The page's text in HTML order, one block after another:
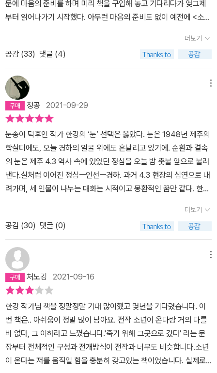
때마다 진지했고, 신중했다. 긴장마저도 했다. 작별하지 않는다는 소
재가 자세히 알지는 못하지만, 인류사에 남을 만큼 반인륜적인 학살
무거웠다. 내 눈은 살얼음판 위를 걷는 것처럼 조심스럽게 긴장하며
활자를 쫓았다. <소년이 온다> 를 읽었을 때처럼 어떤 의도를 파악할
기력마저도 모조리 잃고 주체할 수 없는 감정에 휩싸일까 봐 몹시 두
려워 걱정하면서 쫓았다.흰 눈이 계속 왔다.친구 인선이 나왔고, 인선
의 어머니로부터 소환되는 제주 4.3 사건의 이야기들이 단편적으로
나왔고, 앵무새 아마와 아미가 나왔다. 그리고 흰 눈이 폭설처럼 어둠
과 함께 내리는 숲에서 어디인지 분간할 수 없는 것처럼 알 수 없는 인
선의 친구인 화자가 나왔다.어머니처럼 사건을 복기하며 자료를 모집
하고 영화를 만들어내는 인선이 주인공이고 그 인선과 작별하고 싶지
않은 화자의 감정을 전하려는 것일까?인선과 같은 무거움이 가득한
이들로부터 작별하려 했다 - 화자는 인선에게 동참하자고 했던 나무
프로젝트를 중단하려고 했다 - 인선의 사고와 그 사고의 여파로 죽음
에 이른 아마로 인해 각성하고 다시 작별하지 않으려고 한 것일까?숲
에서 돌아가기에는 초로부터 얻을 빛이 부족한 그 자리에서 혼과 같
고 마치 이 세상을 떠나려다 다시 돌아온 것처럼 인선의 회복을 암시
하는 것은 이제는 죽음을 통해 작별하지 않으려는 것일까?<작별하지
않는다> 인선이 사고로 서울 병원에 있는 동안 물과 모이를 주지 않
으면 죽게 될 앵무새 아마를 살리기 위해 제주로 날아간다. 화자는 폭
설이 내려 목숨을 잃을 수도 있을 만큼 위험한 길을 헤쳐나갔지만, 앵
무새 아마는 죽고 그 혼과 만난다. 그리고 이승과 저승의 경계에 있는
인선의 혼을 만나며 인선 어머니의 오빠와 동생을 제주 4.3 사건으로
잃은 이야기며 오빠를 찾으려는 과정에서 만난 또 다른 피해자인 인
선의 아버지인 남편을 만난 이야기며 그 어머니가 모질고 처절하게
도 파시즘적인 구도를 그려내는 데 집착하지 않고, 역사가 잘못 간 길
썼다. 그만큼 이야기보다 언어가 힘이 세다는 것을 증명해 보였던 것
이다. 광주에 대한 기억을 대상화하지 않으려는 몸부림 하나는 실로
대단하다 할 만하다.<작별하지 않는다>는 그보다 한 걸음 더 나아간
다. 한국 근현대사와 현실정치의 비극에 대해서 단순한 논법으로 시
시비비를 따지려 들지 않는다. 제주 4.3은 정치이념으로 인해 이분법
적으로 대립했어야 했던 지난날의 민중이 겪었던 고통스러운 사건 중
하나이다. 거기서 중요한 것은 공산주의, 사회주의 진영에 대한 옳고
그름보다도 그에 대한 대응 과정에서 빚어졌던 그릇된 언행들이 만들
어낸 비극이 핵심이다. 문학은 그 중요한 핵심을 통해, 비극이 만들어
냈으나 잊어버린 상처를 들여다보는 일은 간혹 이행한다. 한강의 <작
별하지 않는다>도 그렇다. 역사가 잘못 갔던 그 길의 궤적을 되짚어
보면서, 그 상흔을 노래한다. 그리고 그 상흔을 미화하거나 비하하는
닭으로서의 사연과 흔적이 남게 된 까닭으로서의 깊이를 오롯이 받아
낸 증좌이다. 그것을 직시하는 시선은 아직 오지 않은 미래를 노래하
는 것이 된다. 설령 앞으로 오지 않을 미래라고 해도, 노래의 방식으로
나마 남기기 위해서.덧붙여, 뻔한 소리지만 한강의 노벨문학상 수상
은 축하할 일이다. 이를 현실정치로 엮어 군말을 더하고 비판하는 자
들은 자신의 정치이데올로기에 맞춤한 프로파간다로 악용하려는 것
에 불과하다. 한강 소설이 자신의 취향에 맞지 않기 때문에 별로라고
말하는 것 또한 자신을 과신, 과대평가하고 자신만을 기준으로 삼는
자아도취적 태도라는 것 역시 두말할 필요 없는 사실이다. 마찬가지
로 한강 문학의 성취를 보며 그와 다른 문학에 대해 개저씨 문학 운운
하는 것 또한 반페미니즘적이고 반생태주의적이다. 개저씨 문학은 명
백히 존재하지만, 우열을 나누는 정신승리야말로 저열하고 폭력적인
가 생경했다. 현대 문학에서 오컬트적인 기법이 자주 사용되는지 의
문이들었다. 오컬트적인 기법이 역사의 진실을 독자에게 제대로 알려
줄 수 있을지 의문이들었다. 그리고 이것은 나에게 화두가 되었다. 작
가 한강은 왜? 친구의 혼을 통해서 4.3의 진실을 말하려했을까? 과
가 품은 화두의 실마리를 한강의 강연에서 찾았다. 작가 한강이 우리
는 '금실'로 연결되어 있다는 말을 노벨문학상 수상 기념 강연에서 했
다. 우리는 하나이지만 둘로 나뉘어져있다. 원래 하나이기에 둘은 서
로 금실로 연결되어 있다. 인선의 몸과 혼이 하나이지만 나뉘어졌다.
그러나 둘은 본래 하나이기에 '금실'실로 연결되어 있다. 역사도 마
찬가지이다. 4.3과 보도연맹학살 사건은 과거의 아픈 역사이다. 그리
고 우리는 그 역사위에 살고 있다. 우리 역사는 하나이기에 과거 학살
의 역사와 우리는 역사라는 '금실'로 연결되어 있다. 둘이지만 하나일
수밖에 없는 우리!! 그런데 우리는 과거를 알지 못한다. 나의 일부이지
이를 알려야하지 않을까? 친구 인선의 몸은 현재를 뜻하고, 인선의
혼은 과거를 뜻한다. 둘은 하나의 '금실'로 연결되어 있다. 우리는 4.3
을 비롯한 보도연맹학살 사건과 같은 무수한 비극의 역사와 연결되어
있다. 그런데, 우리는 과거의 아픈 역사에 대해서 너무도 무지하다. 인
선의 혼이 무지한 우리에게 비극의 역사를 안내한다. 진실을 마주하
게한다. 그 비극을 마주하고, 과거의 진실과 작별하지 않을때 우리는
비극의 역사를 반복하지 않을 수 있다. 작가한강은 '소년이 온다'를
쓰면서 큰 화두를 품었다. '과거가 현재를 도울 수 있는가? 죽은 자가
산 자를 구할 수 있는가?' 우리가 과거의 진실을 마주해야하는 것은
산자가 죽은자를 구하기 위해서가 아니다. 과거가 현재를 돕고, 죽은
자가 산자를 구할 수 있도록 하기 위해서이다. 5.18 민주화운동을 기
억했던 수많은 시민과 군인들이 12.3 내란 사건때, 국회로 달려갔다.
문에 마음의 준비를 하며 미리 책을 구입해 놓고 기다리다가 엊그제
부터 읽어나가기 시작했다. 아무런 마음의 준비도 없이 예전에 <소년
작가의 <순이 삼촌>을 읽으며 제주 4.3의 진상을 익히 알고 있었던
터라 나름의 준비를 하고 싶었던 거였다. 천만 다행스럽게도 <소년이
온다>나 <순이 삼촌>을 읽을 때와는 다르게 큰 동요 없이 언어의 아
름다움에 집중해서 작가가 이끄는 대로 보여주려는 그 세계로 바로
진입하여 모든 준비를 다 마친 사람처럼 의연하게 읽어나갈 수 있었
다. <순이 삼촌>은 제주 4.3 그날의 진실을 적나라하게 파헤쳐 잔인
할 정도로 세밀하게 보여주어 충격을 던져 주었고, 반면에 한강 작가
의 <작별하지 않는다>는 살아남은 사람들이 그 날의 진실을 하나하
나 파헤쳐 나가면서 실종된 가족의 유해를 수습하고자 기울이는 노력
의 과정을 보여주는 설정이어서 서로 상보적으로 읽히기도 했다. 그
렇다고 해서 한 강 작가의 작품에 나타난 제주 4.3의 참혹함이 반감
되는 것은 결코 아니다. 학습의 결과로 인해 개인적으로 그리 느낀 거
라고 생각한다.새벽 시간에 방송된 시상식 현장의 라이브 방송에서
한 강 작가의 심사평을 작성하여 읽는 스웨덴 아카데미 위원이자 노
대한 찬사를 이어간 우아하고 아름다운 서평이라는 생각이 들었다.
특히 절묘하게도 <작별하지 않는다>를 중심으로 쓰인 심사평이어서
더 유심히 듣게 되었고 그 하나하나의 문장들을 받아 적어 남겨놓고
싶다는 생각이 들었다. 이보다 더 좋은 리뷰를 쓸 수 있을까? 없다. 펜
을 열심히 놀려 적어놓은 심사평을 여기에 남겨본다.*한강 작가 심사
평 : 엘렌 마트손(스웨덴 아카데미 위원, 노벨 문학상 위원회 위원, 작
가)한강의 작품에서 두 가지 색, 흰 색과 붉은 색이 만납니다. 흰색은
눈을 나타내며 작가의 여러 작품에 눈이 내려서 화자와 세상 사이의
보호막을 드리워 줍니다. 하지만 흰색은 동시에 슬픔과 죽음의 색이
더보기
공감 (33) 댓글 (4)
청공 2021-09-29
눈송이 덕후인 작가 한강의 ‘눈‘ 선택은 옳았다. 눈은 1948년 제주의
학살터에도, 오늘 경하의 얼굴 위에도 흩날리고 있기에. 순환과 결속
의 눈은 제주 4.3 역사 속에 있었던 정심을 오늘 밤 촛불 앞으로 불러
낸다.실처럼 이어진 정심ㅡ인선ㅡ경하. 과거 4.3 현장의 심연으로 내
려가며, 세 인물이 나누는 대화는 시적이고 몽환적인 꿈만 같다. 한강
의 목소리로 재현하여, 독자들을 역사적 진실에 두 발을 딛게 한다. <
작별하지 않는다>는 어떻게 서든 희생당한 이들의 고통에 가닿고 그
들을 계속 기억하려는 “지극한 사랑이야기”이다.
더보기
공감 (30) 댓글 (0)
처노깅 2021-09-16
한강 작가님 책을 정말정말 기대 많이했고 몇년을 기다렸습니다. 이
번 책은.. 아쉬움이 정말 많이 남아요. 전작 소년이 온다랑 거의 다를
바 없다, 그 이하라고 느꼈습니다.'죽기 위해 그곳으로 갔다' 라는 문
장부터 전체적인 구성과 전개방식이 전작과 너무도 비슷합니다.소년
이 온다는 저를 움직일 힘을 충분히 갖고있는 책이었습니다. 실제로